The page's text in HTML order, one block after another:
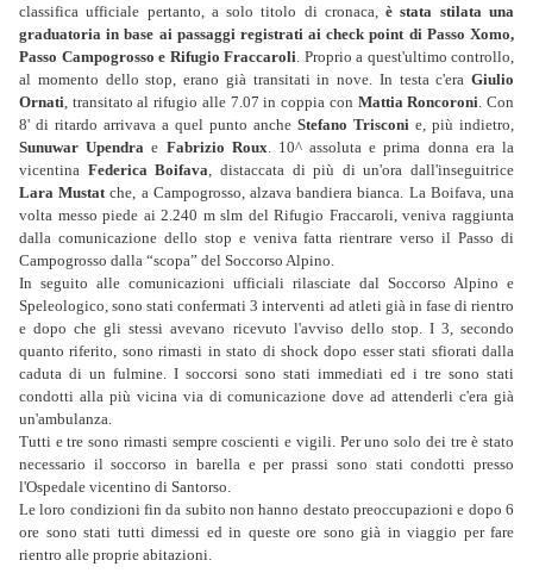
classifica ufficiale pertanto, a solo titolo di cronaca,è stata stilata una
graduatoria in base ai passaggi registrati ai check point di Passo Xomo,
Passo Campogrosso e Rifugio Fraccaroli. Proprio a quest'ultimo controllo,
al momento dello stop, erano già transitati in nove. In testa c'era Giulio
Ornati, transitato al rifugio alle 7.07 in coppia con Mattia Roncoroni. Con
8' di ritardo arrivava a quel punto anche Stefano Trisconi e, più indietro,
Sunuwar Upendra e Fabrizio Roux. 10^ assoluta e prima donna era la
vicentina Federica Boifava, distaccata di più di un'ora dall'inseguitrice
Lara Mustatche, a Campogrosso, alzava bandiera bianca. La Boifava, una
volta messo piede ai 2.240 m slm del Rifugio Fraccaroli, veniva raggiunta
dalla comunicazione dello stop e veniva fatta rientrare verso il Passo di
Campogrosso dalla “scopa” del Soccorso Alpino.
In seguito alle comunicazioni ufficiali rilasciate dal Soccorso Alpino e
Speleologico, sono stati confermati 3 interventi ad atleti già in fase di rientro
e dopo che gli stessi avevano ricevuto l'avviso dello stop. I 3, secondo
quanto riferito, sono rimasti in stato di shock dopo esser stati sfiorati dalla
caduta di un fulmine. I soccorsi sono stati immediati ed i tre sono stati
condotti alla più vicina via di comunicazione dove ad attenderli c'era già
un'ambulanza.
Tutti e tre sono rimasti sempre coscienti e vigili. Per uno solo dei tre è stato
necessario il soccorso in barella e per prassi sono stati condotti presso
l'Ospedale vicentino di Santorso.
Le loro condizioni fin da subito non hanno destato preoccupazioni e dopo 6
ore sono stati tutti dimessi ed in queste ore sono già in viaggio per fare
rientro alle proprie abitazioni.